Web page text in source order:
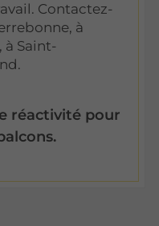
Contactez-
à
à Saint-
réactivité pour